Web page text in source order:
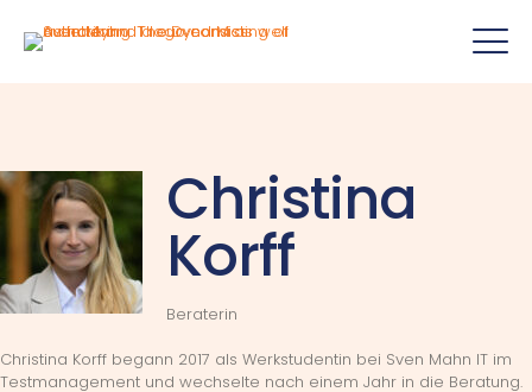
Christina
Korff
Beraterin
Christina Korff begann 2017 als Werkstudentin bei Sven Mahn IT im
Testmanagement und wechselte nach einem Jahr in die Beratung.